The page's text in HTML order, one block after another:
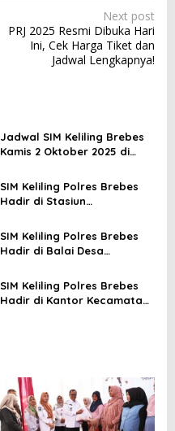
Next post
PRJ 2025 Resmi Dibuka Hari
Ini, Cek Harga Tiket dan
Jadwal Lengkapnya!
Jadwal SIM Keliling Brebes
Kamis 2 Oktober 2025 di
Paguyangan
SIM Keliling Polres Brebes
Hadir di Stasiun
September 2025
SIM Keliling Polres Brebes
Hadir di Balai Desa
Agustus 2025
SIM Keliling Polres Brebes
Hadir di Kantor Kecamatan